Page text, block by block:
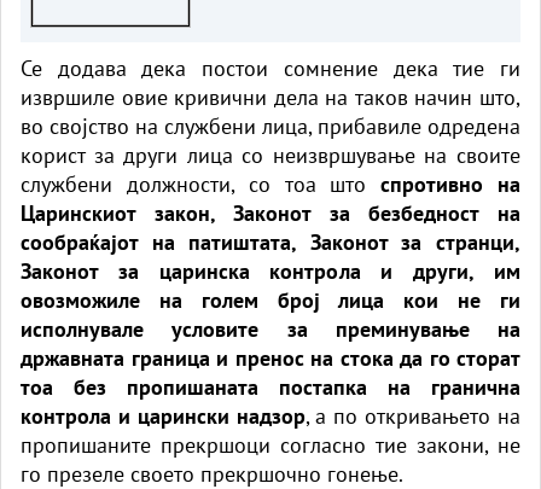
Се додава дека постои сомнение дека тие ги
извршиле овие кривични дела на таков начин што,
во својство на службени лица, прибавиле одредена
корист за други лица со неизвршување на своите
службени должности, со тоа штоспротивно на
Царинскиот закон, Законот за безбедност на
сообраќајот на патиштата, Законот за странци,
Законот за царинска контрола и други, им
овозможиле на голем број лица кои не ги
исполнувале условите за преминување на
државната граница и пренос на стока да го сторат
тоа без пропишаната постапка на гранична
контрола и царински надзор, а по откривањето на
пропишаните прекршоци согласно тие закони, не
го презеле своето прекршочно гонење.